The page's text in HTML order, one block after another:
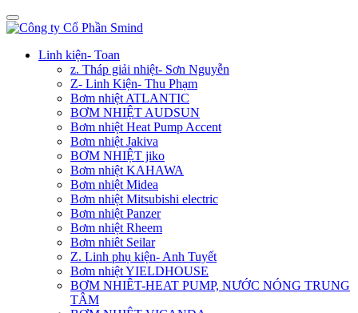
Linh kiện- Toan
z. Tháp giải nhiệt- Sơn Nguyễn
Z- Linh Kiện- Thu Phạm
Bơm nhiệt ATLANTIC
BƠM NHIỆT AUDSUN
Bơm nhiệt Heat Pump Accent
Bơm nhiệt Jakiva
BƠM NHIỆT jiko
Bơm nhiệt KAHAWA
Bơm nhiệt Midea
Bơm nhiệt Mitsubishi electric
Bơm nhiệt Panzer
Bơm nhiệt Rheem
Bơm nhiêt Seilar
Z. Linh phụ kiện- Anh Tuyết
Bơm nhiệt YIELDHOUSE
BƠM NHIÊT-HEAT PUMP, NƯỚC NÓNG TRUNG
TÂM